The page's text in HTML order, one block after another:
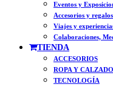
Eventos y
Accesorios y
Viajes y
Colaboraciones,
TIENDA
ACCESORIOS
ROPA Y CALZADO
TECNOLOGÍA